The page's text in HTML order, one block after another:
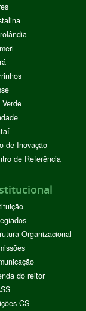
de Inovação
de Referência
Organizacional
do reitor
CS